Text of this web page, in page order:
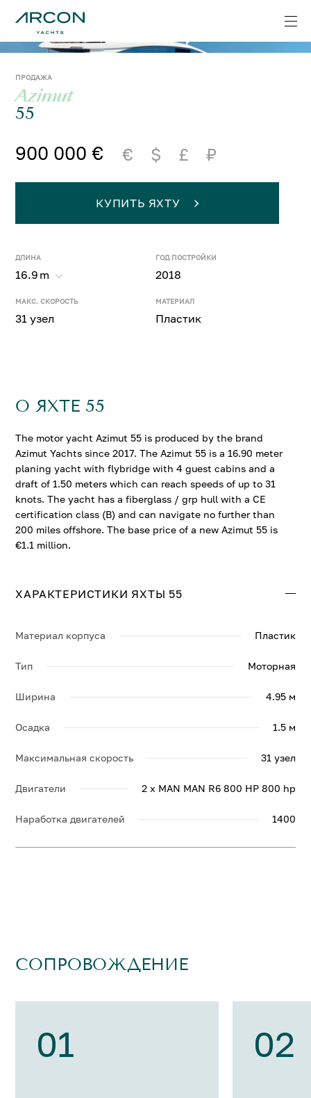
ПРОДАЖА
Azimut
55
900 000 € € $ £ ₽
ДЛИНА
16.9 m
ГОД ПОСТРОЙКИ
2018
МАКС. СКОРОСТЬ
31 узел
МАТЕРИАЛ
Пластик
КУПИТЬ ЯХТУ
О ЯХТЕ 55
The motor yacht Azimut 55 is produced by the brand
Azimut Yachts since 2017. The Azimut 55 is a 16.90 meter
planing yacht with flybridge with 4 guest cabins and a
draft of 1.50 meters which can reach speeds of up to 31
knots. The yacht has a fiberglass / grp hull with a CE
certification class (B) and can navigate no further than
200 miles offshore. The base price of a new Azimut 55 is
€1.1 million.
ХАРАКТЕРИСТИКИ ЯХТЫ 55
Материал корпуса Пластик
Тип Моторная
Ширина 4.95 м
Осадка 1.5 м
Максимальная скорость 31 узел
Двигатели 2 x MAN MAN R6 800 HP 800 hp
Наработка двигателей 1400
СОПРОВОЖДЕНИЕ
01 02